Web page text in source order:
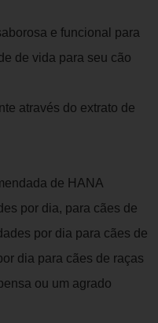
e funcional para
de vida para seu cão
através do extrato de
de HANA
por dia, para cães de
por dia para cães de
dia para cães de raças
ou um agrado